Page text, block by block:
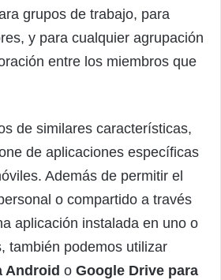
grupos de trabajo, para
y para cualquier agrupación
entre los miembros que
de similares características,
de aplicaciones específicas
Además de permitir el
o compartido a través
aplicación instalada en uno o
también podemos utilizar
Android o Google Drive para